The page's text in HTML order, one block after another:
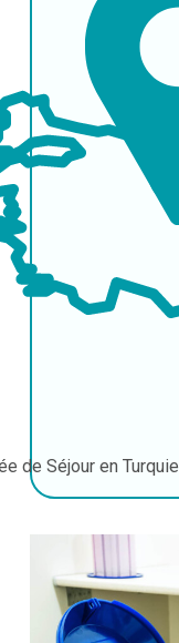
de Séjour en Turquie